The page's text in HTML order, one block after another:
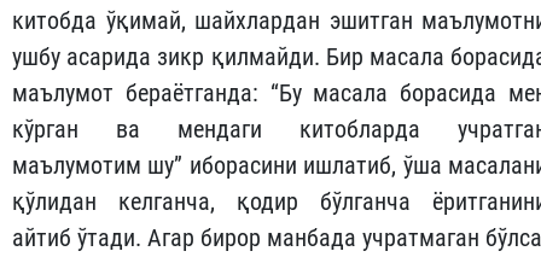
китобда ўқимай, шайхлардан эшитган
ушбу асарида зикр қилмайди. Бир масала
маълумот бераётганда: “Бу масала борасида
кўрган ва мендаги китобларда
маълумотим шу” иборасини ишлатиб, ўша
қўлидан келганча, қодир бўлганча
айтиб ўтади. Агар бирор манбада учратмаган